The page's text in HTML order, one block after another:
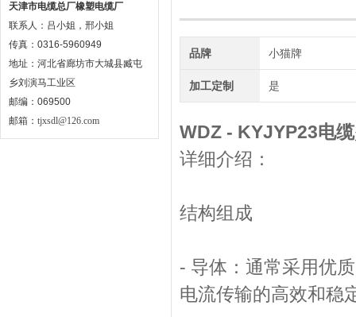
天津市电缆总厂橡塑电缆厂
联系人：吕小姐，邢小姐
传真：0316-5960949
地址：河北省廊坊市大城县臧屯
乡刘演马工业区
邮编：069500
邮箱： tjxsdl@126.com
品牌 小猫牌
加工定制 是
WDZ - KYJYP23电缆
详细介绍：
结构组成
- 导体：通常采用优
电流传输的高效和稳